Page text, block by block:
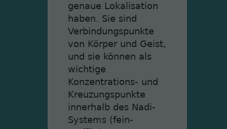
genaue Lokalisation
haben. Sie sind
Verbindungspunkte
von Körper und Geist,
und sie können als
wichtige
Konzentrations- und
Kreuzungspunkte
innerhalb des Nadi-
Systems (fein-